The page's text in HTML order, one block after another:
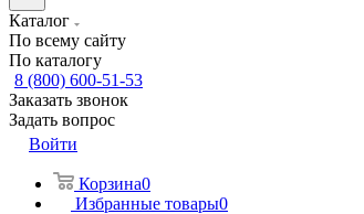
Каталог
По всему сайту
По каталогу
8 (800) 600-51-53
Заказать звонок
Задать вопрос
Войти
Корзина0
Избранные товары0